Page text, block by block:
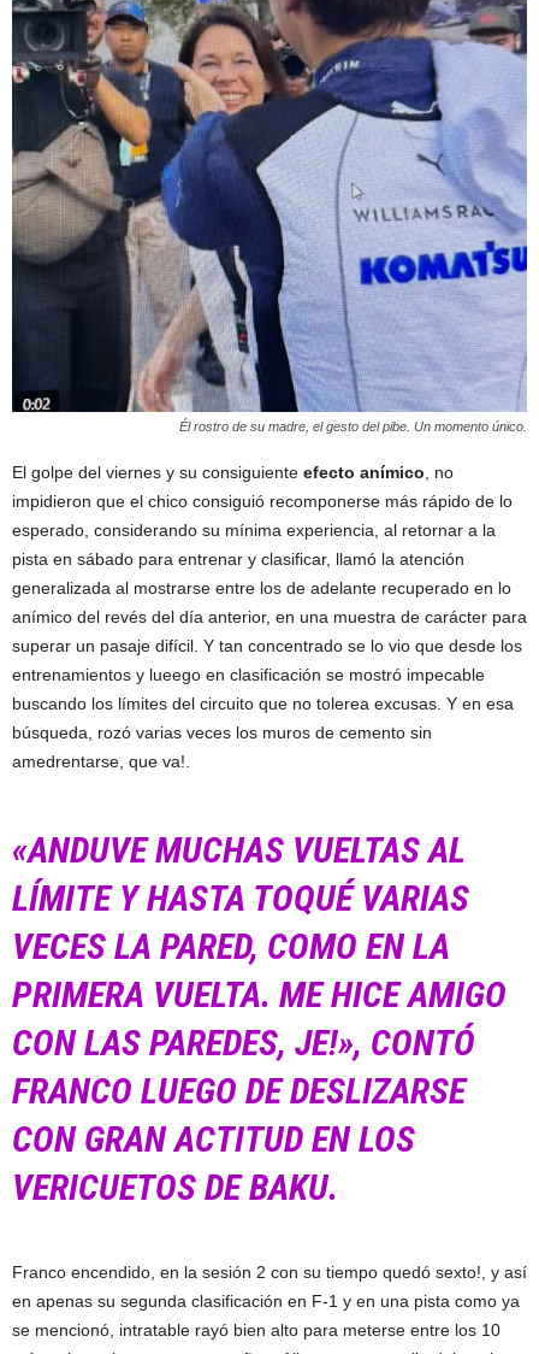
Él rostro de su madre, el gesto del pibe. Un momento único.
El golpe del viernes y su consiguiente efecto anímico , no
impidieron que el chico consiguió recomponerse más rápido de lo
esperado, considerando su mínima experiencia, al retornar a la
pista en sábado para entrenar y clasificar, llamó la atención
generalizada al mostrarse entre los de adelante recuperado en lo
anímico del revés del día anterior, en una muestra de carácter para
superar un pasaje difícil. Y tan concentrado se lo vio que desde los
entrenamientos y lueego en clasificación se mostró impecable
buscando los límites del circuito que no tolerea excusas. Y en esa
búsqueda, rozó varias veces los muros de cemento sin
amedrentarse, que va!.
«ANDUVE MUCHAS VUELTAS AL
LÍMITE Y HASTA TOQUÉ VARIAS
VECES LA PARED, COMO EN LA
PRIMERA VUELTA. ME HICE AMIGO
CON LAS PAREDES, JE!», CONTÓ
FRANCO LUEGO DE DESLIZARSE
CON GRAN ACTITUD EN LOS
VERICUETOS DE BAKU.
Franco encendido, en la sesión 2 con su tiempo quedó sexto!, y así
en apenas su segunda clasificación en F-1 y en una pista como ya
se mencionó, intratable rayó bien alto para meterse entre los 10